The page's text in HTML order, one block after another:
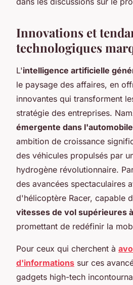
Innovations et
technologiques
L'intelligence artificielle
le paysage des affaires, en
innovantes qui transforment
stratégie des entreprises.
émergente dans l'automobile
ambition de croissance
des véhicules propulsés par
hydrogène révolutionnaire.
des avancées spectaculaires
d'hélicoptère Racer, capable
vitesses de vol supérieures
promettant de redéfinir la
Pour ceux qui cherchent à
d'informations sur ces
gadgets high-tech